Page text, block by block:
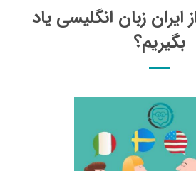
زبان انگلیسی یاد
بگیریم؟